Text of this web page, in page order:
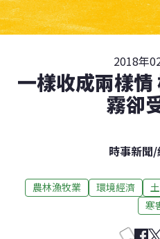
2018年
一樣收成兩樣
霧卻
時事新聞/
農林漁牧業 環境經濟
寒